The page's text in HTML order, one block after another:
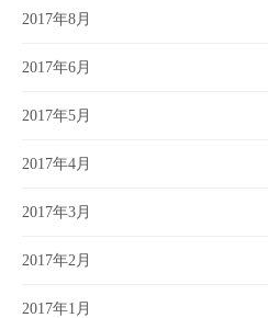
2017年8月
2017年6月
2017年5月
2017年4月
2017年3月
2017年2月
2017年1月